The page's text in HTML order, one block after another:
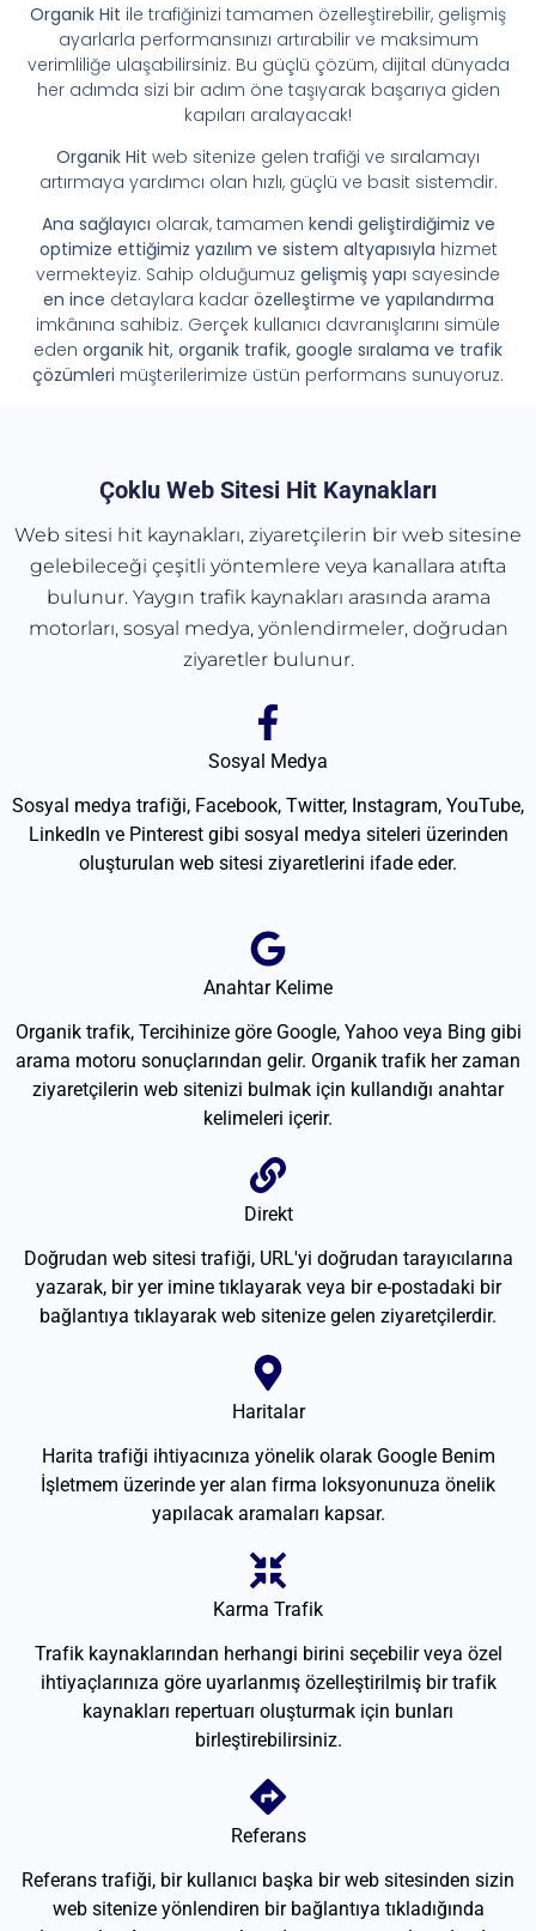
Organik Hit ile trafiğinizi tamamen özelleştirebilir, gelişmiş
ayarlarla performansınızı artırabilir ve maksimum
verimliliğe ulaşabilirsiniz. Bu güçlü çözüm, dijital dünyada
her adımda sizi bir adım öne taşıyarak başarıya giden
kapıları aralayacak!
Organik Hit web sitenize gelen trafiği ve sıralamayı
artırmaya yardımcı olan hızlı, güçlü ve basit sistemdir.
Ana sağlayıcı olarak, tamamen kendi geliştirdiğimiz ve
optimize ettiğimiz yazılım ve sistem altyapısıyla hizmet
vermekteyiz. Sahip olduğumuz gelişmiş yapı sayesinde
en ince detaylara kadar özelleştirme ve yapılandırma
imkânına sahibiz. Gerçek kullanıcı davranışlarını simüle
eden organik hit, organik trafik, google sıralama ve trafik
çözümleri müşterilerimize üstün performans sunuyoruz.
Çoklu Web Sitesi Hit Kaynakları
Web sitesi hit kaynakları, ziyaretçilerin bir web sitesine
gelebileceği çeşitli yöntemlere veya kanallara atıfta
bulunur. Yaygın trafik kaynakları arasında arama
motorları, sosyal medya, yönlendirmeler, doğrudan
ziyaretler bulunur.
Sosyal Medya
Sosyal medya trafiği, Facebook, Twitter, Instagram, YouTube,
LinkedIn ve Pinterest gibi sosyal medya siteleri üzerinden
oluşturulan web sitesi ziyaretlerini ifade eder.
Anahtar Kelime
Organik trafik, Tercihinize göre Google, Yahoo veya Bing gibi
arama motoru sonuçlarından gelir. Organik trafik her zaman
ziyaretçilerin web sitenizi bulmak için kullandığı anahtar
kelimeleri içerir.
Direkt
Doğrudan web sitesi trafiği, URL'yi doğrudan tarayıcılarına
yazarak, bir yer imine tıklayarak veya bir e-postadaki bir
bağlantıya tıklayarak web sitenize gelen ziyaretçilerdir.
Haritalar
Harita trafiği ihtiyacınıza yönelik olarak Google Benim
İşletmem üzerinde yer alan firma loksyonunuza önelik
yapılacak aramaları kapsar.
Karma Trafik
Trafik kaynaklarından herhangi birini seçebilir veya özel
ihtiyaçlarınıza göre uyarlanmış özelleştirilmiş bir trafik
kaynakları repertuarı oluşturmak için bunları
birleştirebilirsiniz.
Referans
Referans trafiği, bir kullanıcı başka bir web sitesinden sizin
web sitenize yönlendiren bir bağlantıya tıkladığında